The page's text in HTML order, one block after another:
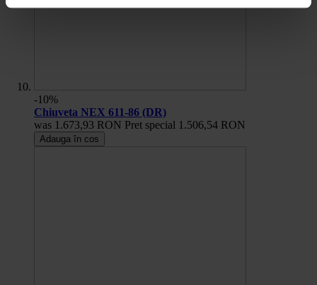
-10%
Chiuveta NEX 611-86 (DR)
was 1.673,93 RON Pret special 1.506,54 RON
Adauga în cos